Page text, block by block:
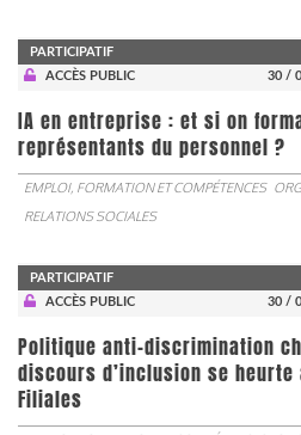
PARTICIPATIF
ACCÈS PUBLIC
30 /
IA en entreprise : et si on
représentants du personnel ?
EMPLOI, FORMATION ET COMPÉTENCES
RELATIONS SOCIALES
PARTICIPATIF
ACCÈS PUBLIC
30 /
Politique anti-discrimination
discours d’inclusion se
Filiales